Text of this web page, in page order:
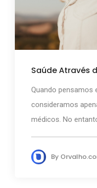
Saúde Através
Quando pensamos
consideramos
médicos. No
By